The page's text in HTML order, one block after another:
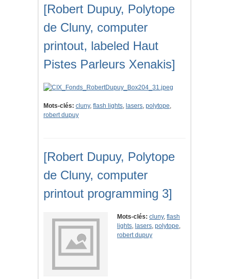
[Robert Dupuy, Polytope
de Cluny, computer
printout, labeled Haut
Pistes Parleurs Xenakis]
Mots-clés: cluny, flash lights, lasers, polytope,
robert dupuy
[Robert Dupuy, Polytope
de Cluny, computer
printout programming 3]
Mots-clés: cluny, flash
lights, lasers, polytope,
robert dupuy